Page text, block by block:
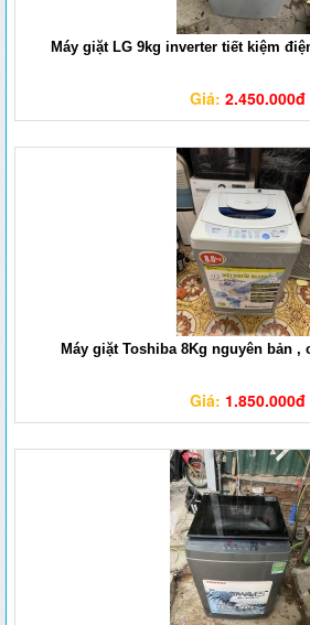
Máy giặt LG 9kg inverter tiết kiệm
Giá: 2.450.000đ
Máy giặt Toshiba 8Kg nguyên bản ,
Giá: 1.850.000đ